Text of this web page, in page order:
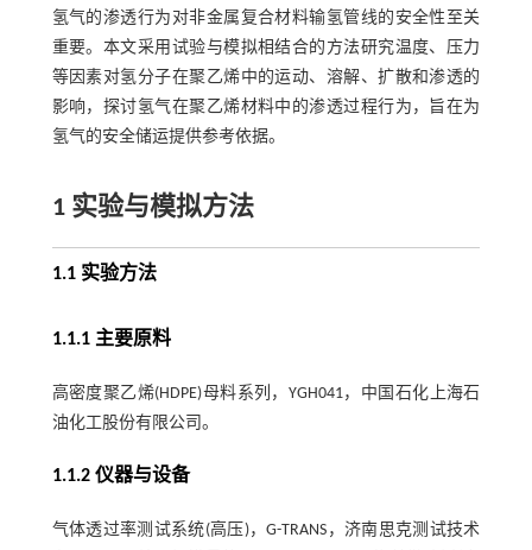
氢气的渗透行为对非金属复合材料输氢管线的安全性至关
重要。本文采用试验与模拟相结合的方法研究温度、压力
等因素对氢分子在聚乙烯中的运动、溶解、扩散和渗透的
影响，探讨氢气在聚乙烯材料中的渗透过程行为，旨在为
氢气的安全储运提供参考依据。
1 实验与模拟方法
1.1 实验方法
1.1.1 主要原料
高密度聚乙烯(HDPE)母料系列，YGH041，中国石化上海石
油化工股份有限公司。
1.1.2 仪器与设备
气体透过率测试系统(高压)，G-TRANS，济南思克测试技术